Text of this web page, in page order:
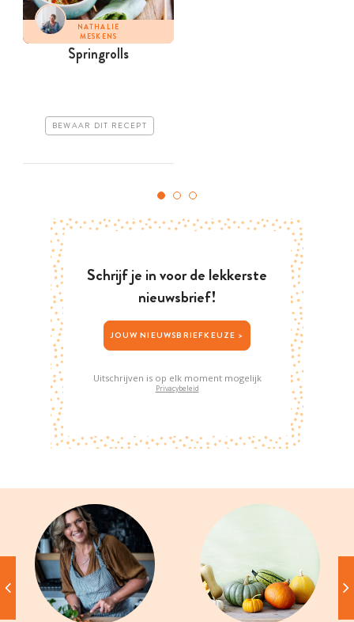
NATHALIE
MESKENS
Springrolls
BEWAAR DIT RECEPT
Schrijf je in voor de lekkerste
nieuwsbrief!
JOUW NIEUWSBRIEFKEUZE >
Uitschrijven is op elk moment mogelijk
Privacybeleid